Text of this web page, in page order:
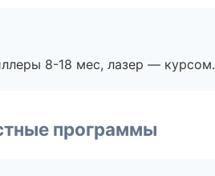
8-18 мес, лазер — курсом.
программы